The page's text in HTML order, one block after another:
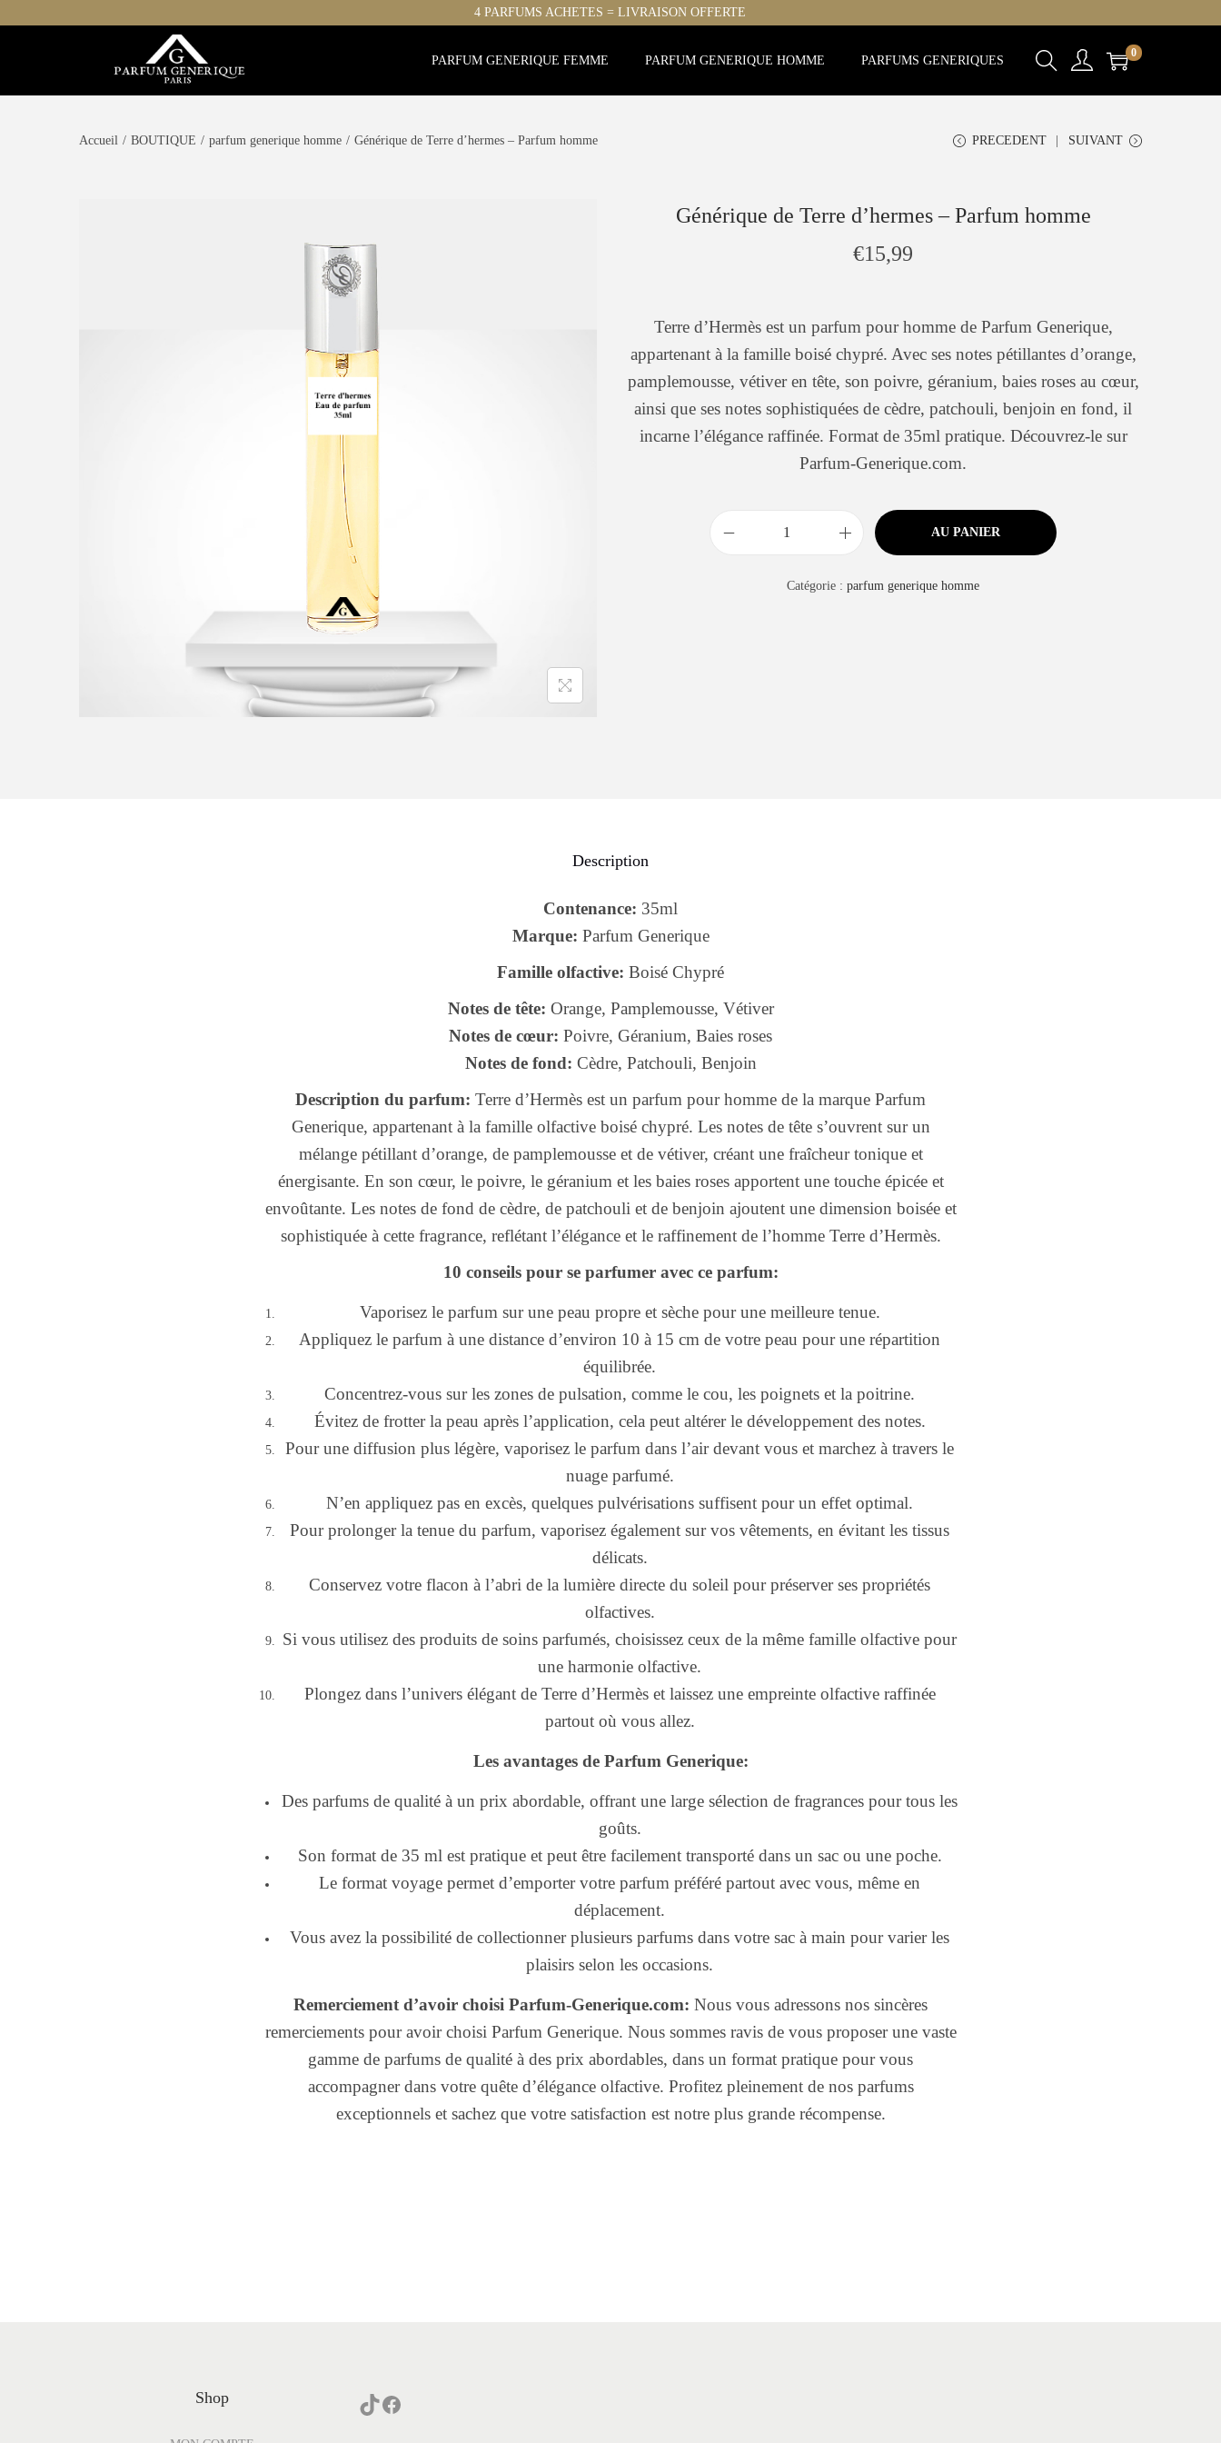
4 PARFUMS ACHETES = LIVRAISON OFFERTE
PARFUM GENERIQUE FEMME PARFUM GENERIQUE HOMME PARFUMS GENERIQUES
0
Accueil / BOUTIQUE / parfum generique homme / Générique de Terre d’hermes – Parfum homme PRECEDENT SUIVANT
Générique de Terre d’hermes – Parfum homme
€15,99
Terre d’Hermès est un parfum pour homme de Parfum Generique,
appartenant à la famille boisé chypré. Avec ses notes pétillantes d’orange,
pamplemousse, vétiver en tête, son poivre, géranium, baies roses au cœur,
ainsi que ses notes sophistiquées de cèdre, patchouli, benjoin en fond, il
incarne l’élégance raffinée. Format de 35ml pratique. Découvrez-le sur
Parfum-Generique.com.
AU PANIER
Catégorie : parfum generique homme
Description
Contenance: 35ml
Marque: Parfum Generique
Famille olfactive: Boisé Chypré
Notes de tête: Orange, Pamplemousse, Vétiver
Notes de cœur: Poivre, Géranium, Baies roses
Notes de fond: Cèdre, Patchouli, Benjoin
Description du parfum: Terre d’Hermès est un parfum pour homme de la marque Parfum
Generique, appartenant à la famille olfactive boisé chypré. Les notes de tête s’ouvrent sur un
mélange pétillant d’orange, de pamplemousse et de vétiver, créant une fraîcheur tonique et
énergisante. En son cœur, le poivre, le géranium et les baies roses apportent une touche épicée et
envoûtante. Les notes de fond de cèdre, de patchouli et de benjoin ajoutent une dimension boisée et
sophistiquée à cette fragrance, reflétant l’élégance et le raffinement de l’homme Terre d’Hermès.
10 conseils pour se parfumer avec ce parfum:
Vaporisez le parfum sur une peau propre et sèche pour une meilleure tenue.
Appliquez le parfum à une distance d’environ 10 à 15 cm de votre peau pour une répartition
équilibrée.
Concentrez-vous sur les zones de pulsation, comme le cou, les poignets et la poitrine.
Évitez de frotter la peau après l’application, cela peut altérer le développement des notes.
Pour une diffusion plus légère, vaporisez le parfum dans l’air devant vous et marchez à travers le
nuage parfumé.
N’en appliquez pas en excès, quelques pulvérisations suffisent pour un effet optimal.
Pour prolonger la tenue du parfum, vaporisez également sur vos vêtements, en évitant les tissus
délicats.
Conservez votre flacon à l’abri de la lumière directe du soleil pour préserver ses propriétés
olfactives.
Si vous utilisez des produits de soins parfumés, choisissez ceux de la même famille olfactive pour
une harmonie olfactive.
Plongez dans l’univers élégant de Terre d’Hermès et laissez une empreinte olfactive raffinée
partout où vous allez.
Les avantages de Parfum Generique:
Des parfums de qualité à un prix abordable, offrant une large sélection de fragrances pour tous les
goûts.
Son format de 35 ml est pratique et peut être facilement transporté dans un sac ou une poche.
Le format voyage permet d’emporter votre parfum préféré partout avec vous, même en
déplacement.
Vous avez la possibilité de collectionner plusieurs parfums dans votre sac à main pour varier les
plaisirs selon les occasions.
Remerciement d’avoir choisi Parfum-Generique.com: Nous vous adressons nos sincères
remerciements pour avoir choisi Parfum Generique. Nous sommes ravis de vous proposer une vaste
gamme de parfums de qualité à des prix abordables, dans un format pratique pour vous
accompagner dans votre quête d’élégance olfactive. Profitez pleinement de nos parfums
exceptionnels et sachez que votre satisfaction est notre plus grande récompense.
Shop